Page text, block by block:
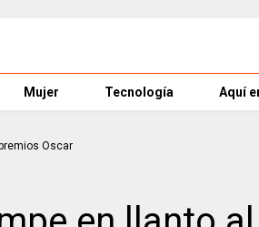
Mujer Tecnología Aquí